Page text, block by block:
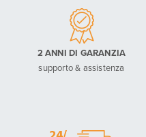
2 ANNI DI GARANZIA
supporto & assistenza